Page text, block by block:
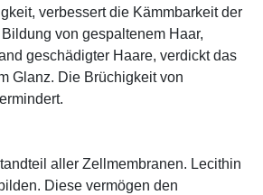
verbessert die Kämmbarkeit der
von gespaltenem Haar,
geschädigter Haare, verdickt das
Glanz. Die Brüchigkeit von
aller Zellmembranen. Lecithin
Diese vermögen den